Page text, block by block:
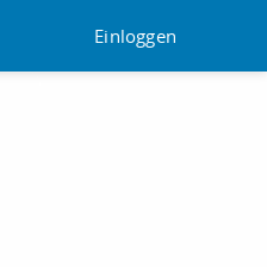
Einloggen